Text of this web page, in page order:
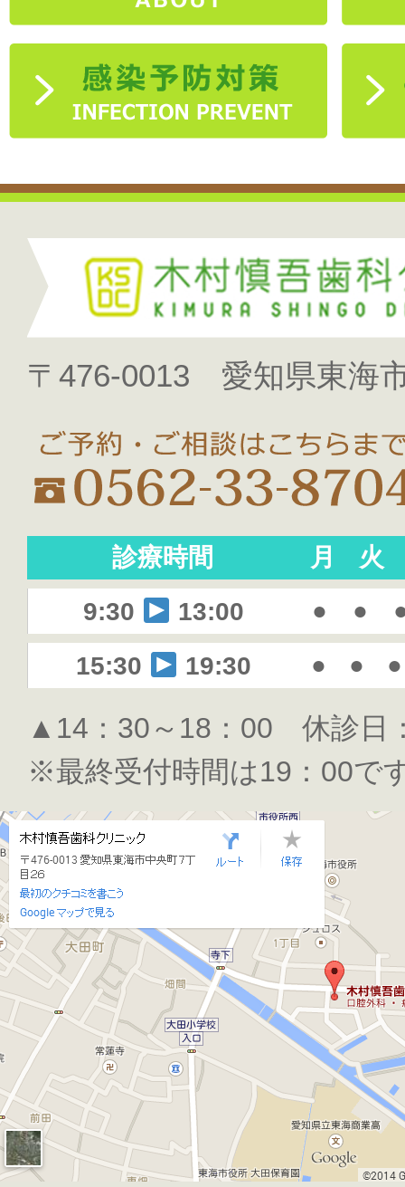
〒476-0013 愛知県東海
診療時間 月
火
9:30
13:00 ● ●
15:30
19:30 ● ● ●
▲14：30～18：00 休診日
※最終受付時間は19：00で